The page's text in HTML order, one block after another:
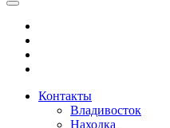
Контакты
Владивосток
Находка